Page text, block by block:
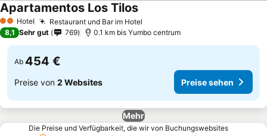
2 Sterne
Hotel Restaurant und Bar im Hotel
Apartamentos Los TilosPreise sehen
8,1 Sehr gut 769 0.1 km bis Yumbo centrum
Ab 454 €
Preise von 2 Websites Preise sehen
Mehr
Die Preise und Verfügbarkeit, die wir von Buchungswebsites